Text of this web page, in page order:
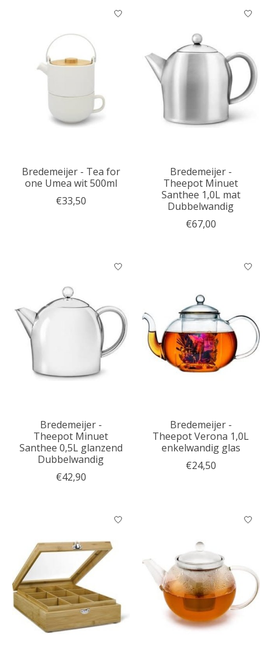
Bredemeijer - Tea for
one Umea wit 500ml
€33,50
Bredemeijer -
Theepot Minuet
Santhee 1,0L mat
Dubbelwandig
€67,00
Bredemeijer -
Theepot Minuet
Santhee 0,5L glanzend
Dubbelwandig
€42,90
Bredemeijer -
Theepot Verona 1,0L
enkelwandig glas
€24,50